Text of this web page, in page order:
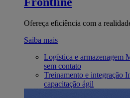
Ofereça eficiência com a
Saiba mais
Logística e armazenagem
sem contato
Treinamento e integração
capacitação ágil